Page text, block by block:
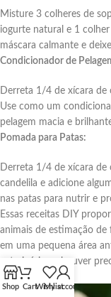
Misture 3 colheres de
iogurte natural e 1
máscara calmante e
Condicionador de
Derreta 1/4 de xícara
Use como um
pelagem macia e
Pomada para Patas:
Derreta 1/4 de xícara
candelila e adicione
nas patas para nutrir e
Essas receitas DIY
animais de estimação
em uma pequena área
veterinário se houver
Shop CartWishlist
My account